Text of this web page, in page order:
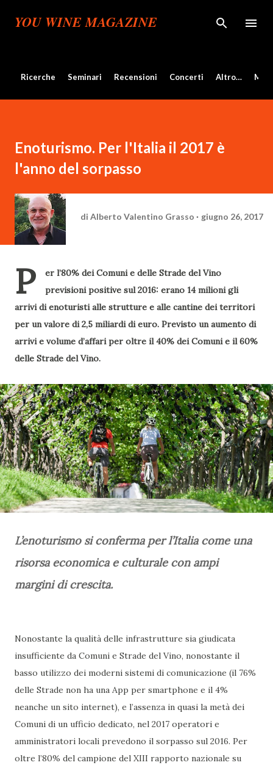
Passa ai contenuti principali
YOU WINE MAGAZINE
Ricerche Seminari Recensioni Concerti Altro…
Enoturismo. Per l'Italia il 2017 è
l'anno del sorpasso
di Alberto Valentino Grasso giugno 26, 2017
P
er l’80% dei Comuni e delle Strade del Vino
previsioni positive sul 2016: erano 14 milioni gli
arrivi di enoturisti alle strutture e alle cantine dei territori
per un valore di 2,5 miliardi di euro. Previsto un aumento di
arrivi e volume d’affari per oltre il 40% dei Comuni e il 60%
delle Strade del Vino.
L’enoturismo si conferma per l’Italia come una
risorsa economica e culturale con ampi
margini di crescita.
Nonostante la qualità delle infrastrutture sia giudicata
insufficiente da Comuni e Strade del Vino, nonostante il
basso utilizzo dei moderni sistemi di comunicazione (il 76%
delle Strade non ha una App per smartphone e il 4%
neanche un sito internet), e l’assenza in quasi la metà dei
Comuni di un ufficio dedicato, nel 2017 operatori e
amministratori locali prevedono il sorpasso sul 2016. Per
oltre l’80% del campione del XIII rapporto nazionale su